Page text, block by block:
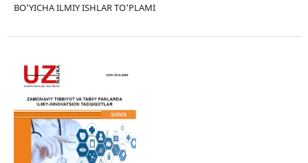
BO'YICHA ILMIY ISHLAR TO'PLAMI